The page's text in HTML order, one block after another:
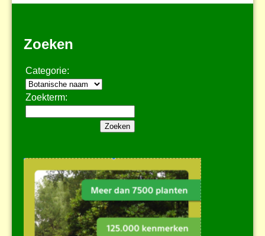
Zoeken
Categorie:
Zoekterm: